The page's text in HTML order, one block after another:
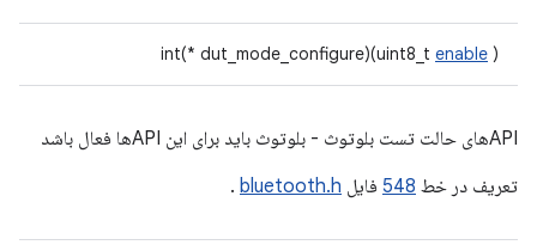
int(* dut_mode_configure)(uint8_t enable )
APIهای حالت تست بلوتوث - بلوتوث باید برای این APIها فعال باشد
تعریف در خط 548 فایل bluetooth.h
.